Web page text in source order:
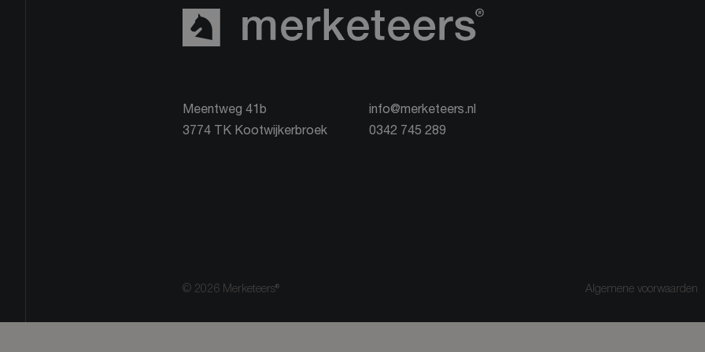
Meentweg 41b
3774 TK Kootwijkerbroek
info@merketeers.nl
0342 745 289
© 2026 Merketeers® Algemene voorwaarden